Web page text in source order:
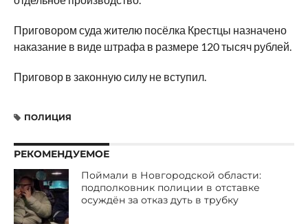
Приговором суда жителю посёлка Крестцы назначено
наказание в виде штрафа в размере 120 тысяч рублей.
Приговор в законную силу не вступил.
ПОЛИЦИЯ
РЕКОМЕНДУЕМОЕ
Поймали в Новгородской области:
подполковник полиции в отставке
осуждён за отказ дуть в трубку